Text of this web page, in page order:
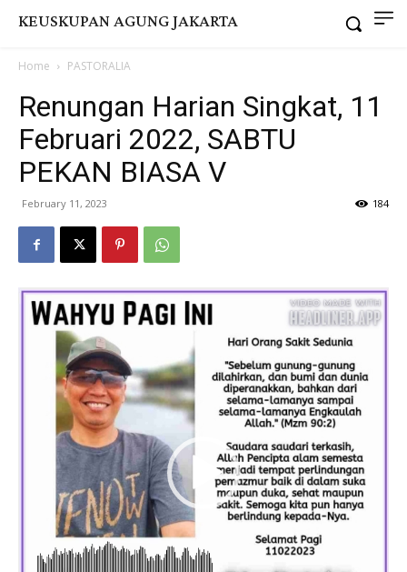
KEUSKUPAN AGUNG JAKARTA
Home PASTORALIA
Renungan Harian Singkat, 11
Februari 2022, SABTU
PEKAN BIASA V
February 11, 2023 184
Video
Player